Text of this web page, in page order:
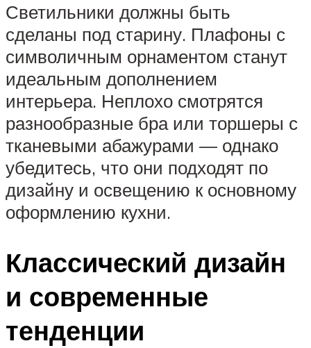
Светильники должны быть
сделаны под старину. Плафоны с
символичным орнаментом станут
идеальным дополнением
интерьера. Неплохо смотрятся
разнообразные бра или торшеры с
тканевыми абажурами — однако
убедитесь, что они подходят по
дизайну и освещению к основному
оформлению кухни.
Классический дизайн
и современные
тенденции